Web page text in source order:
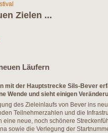
Zielen ...
Läufern
mit der Hauptstrecke Sils-Bever
Wende und sieht einigen
des Zieleinlaufs von Bever ins
Teilnehmerzahlen und die
eine neue, noch schönere
sowie die Verlegung der